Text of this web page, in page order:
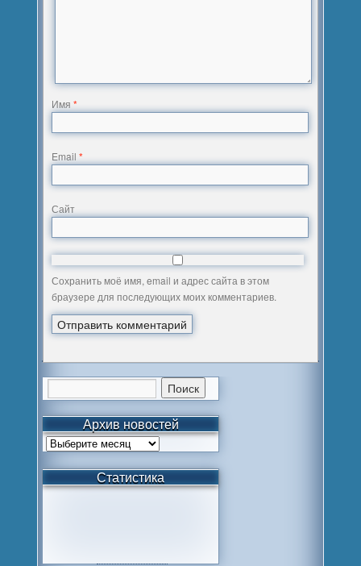
Имя*
Email*
Сайт
Сохранить моё имя, email и адрес сайта в этом
браузере для последующих моих комментариев.
Архив новостей
Статистика